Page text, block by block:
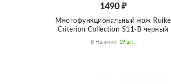
1490 ₽
Многофункциональный нож Ruike
Criterion Collection S11-B черный
В Наличии: 19 Шт.